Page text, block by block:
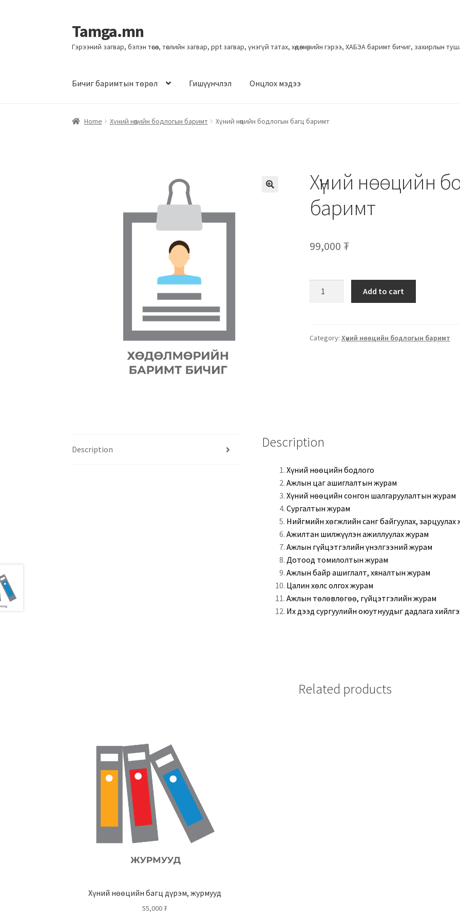
Tamga.mn
Гэрээний загвар, бэлэн төсөл, төслийн загвар, ppt загвар, үнэгүй татах, хөдөлмөрийн гэрээ, ХАБЭА баримт бичиг, захирлын
Бичиг баримтын төрөл Гишүүнчлэл Онцлох мэдээ
Home Хүний нөөцийн бодлогын баримт Хүний нөөцийн бодлогын багц баримт
Хүний нөөцийн
баримт
99,000 ₮
Add to cart
Category: Хүний нөөцийн бодлогын баримт
Description Description
Хүний нөөцийн бодлого
Ажлын цаг ашиглалтын журам
Хүний нөөцийн сонгон шалгаруулалтын журам
Сургалтын журам
Нийгмийн хөгжлийн санг байгуулах, зарцуулах
Ажилтан шилжүүлэн ажиллуулах журам
Ажлын гүйцэтгэлийн үнэлгээний журам
Дотоод томилолтын журам
Ажлын байр ашиглалт, хяналтын журам
Цалин хөлс олгох журам
Ажлын төлөвлөгөө, гүйцэтгэлийн журам
Их дээд сургуулийн оюутнуудыг дадлага
Related products
Хүний нөөцийн багц дүрэм, журмууд​
55,000₮